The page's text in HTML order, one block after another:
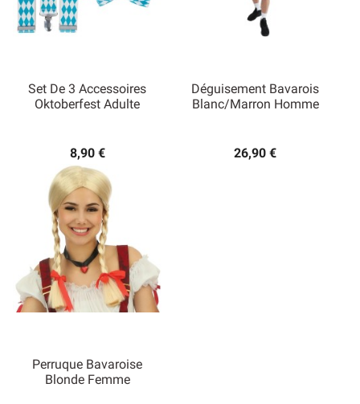
Set De 3 Accessoires
Oktoberfest Adulte
8,90 €
Déguisement Bavarois
Blanc/Marron Homme
26,90 €
Perruque Bavaroise
Blonde Femme